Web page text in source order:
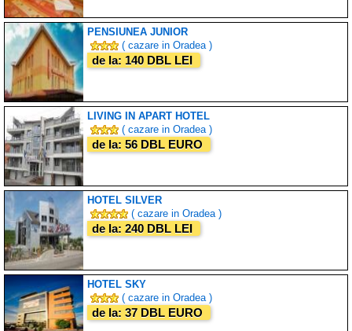
PENSIUNEA JUNIOR
( cazare in Oradea )
de la: 140 DBL LEI
LIVING IN APART HOTEL
( cazare in Oradea )
de la: 56 DBL EURO
HOTEL SILVER
( cazare in Oradea )
de la: 240 DBL LEI
HOTEL SKY
( cazare in Oradea )
de la: 37 DBL EURO